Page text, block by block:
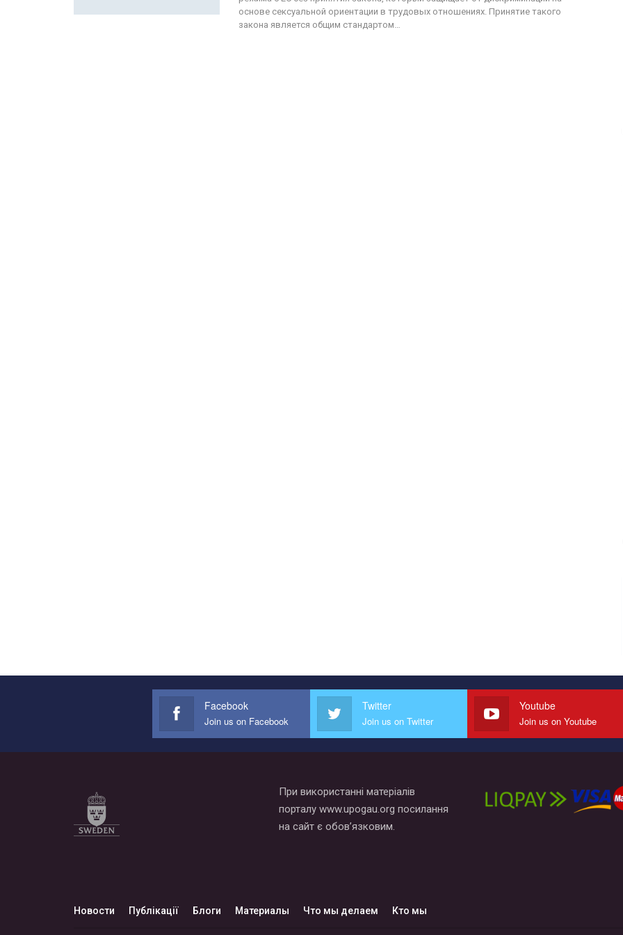
основе сексуальной ориентации в трудовых отношениях. Принятие такого
закона является общим стандартом…
Facebook
Join us on Facebook
Twitter
Join us on Twitter
Youtube
Join us on Youtube
При використанні матеріалів
порталу www.upogau.org посилання
на сайт є обов’язковим.
Новости Публікації Блоги Материалы Что мы делаем Кто мы